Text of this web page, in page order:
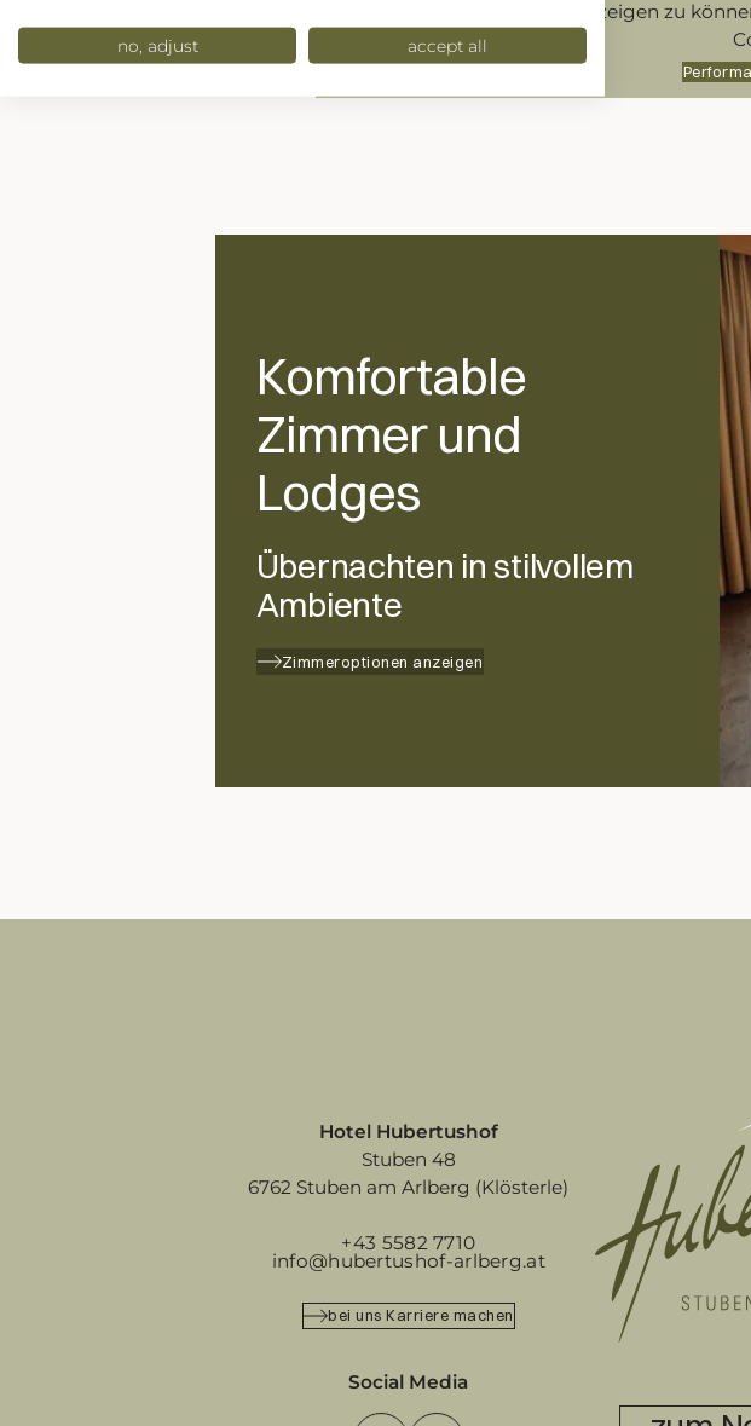
Um dieses Element anzeigen zu
Komfortable
Zimmer und
Lodges
Übernachten in stilvollem
Ambiente
Zimmeroptionen anzeigen
Hotel Hubertushof
Stuben 48
6762 Stuben am Arlberg (Klösterle)
+43 5582 7710
info@hubertushof-arlberg.at
bei uns Karriere machen
Social Media
no, adjust accept all